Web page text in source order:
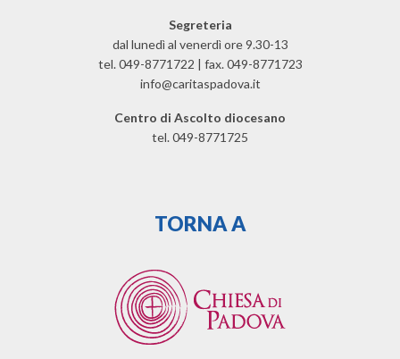
Segreteria
dal lunedì al venerdì ore 9.30-13
tel. 049-8771722 | fax. 049-8771723
info@caritaspadova.it
Centro di Ascolto diocesano
tel. 049-8771725
TORNA A